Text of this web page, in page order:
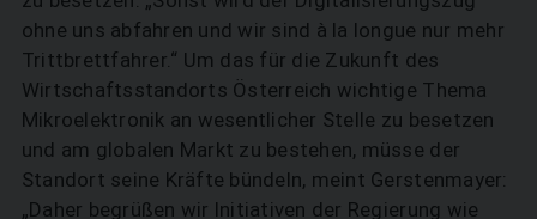
ohne uns abfahren und wir sind à la longue nur mehr
Trittbrettfahrer.“ Um das für die Zukunft des
Wirtschaftsstandorts Österreich wichtige Thema
Mikroelektronik an wesentlicher Stelle zu besetzen
und am globalen Markt zu bestehen, müsse der
Standort seine Kräfte bündeln, meint Gerstenmayer:
„Daher begrüßen wir Initiativen der Regierung wie